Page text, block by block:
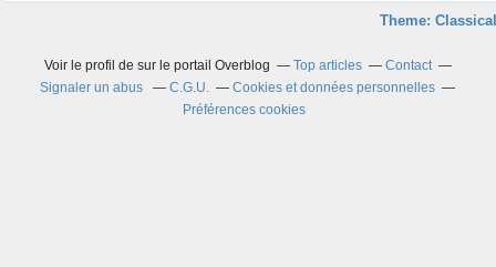
Theme:
Voir le profil de sur le portail Overblog Top articles
Contact
Signaler un abus
C.G.U.
Cookies et données personnelles
Préférences cookies